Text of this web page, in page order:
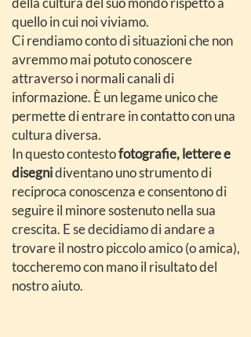
quello in cui noi viviamo.
Ci rendiamo conto di situazioni che non
avremmo mai potuto conoscere
attraverso i normali canali di
informazione. È un legame unico che
permette di entrare in contatto con una
cultura diversa.
In questo contestofotografie, lettere e
disegnidiventano uno strumento di
reciproca conoscenza e consentono di
seguire il minore sostenuto nella sua
crescita. E se decidiamo di andare a
trovare il nostro piccolo amico (o amica),
toccheremo con mano il risultato del
nostro aiuto.